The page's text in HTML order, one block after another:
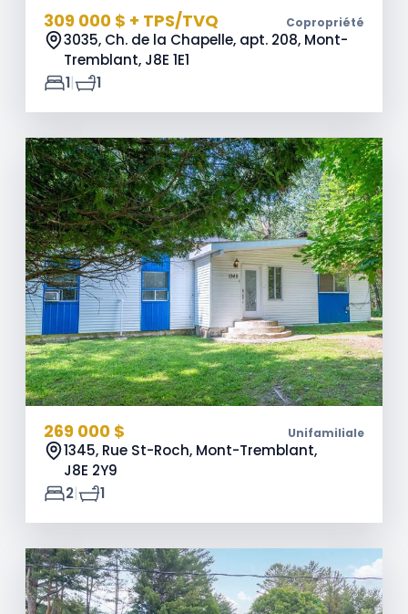
309 000 $ + TPS/TVQ Copropriété
3035, Ch. de la Chapelle, apt. 208, Mont-
Tremblant, J8E 1E1
1| 1
269 000 $ Unifamiliale
1345, Rue St-Roch, Mont-Tremblant,
J8E 2Y9
2| 1